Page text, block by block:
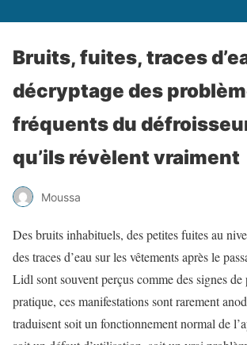
Bruits, fuites, traces
décryptage des
fréquents du
qu’ils révèlent vraiment
Moussa
Des bruits inhabituels, des petites fuites au
des traces d’eau sur les vêtements après le
Lidl sont souvent perçus comme des signes de
pratique, ces manifestations sont rarement
traduisent soit un fonctionnement normal de